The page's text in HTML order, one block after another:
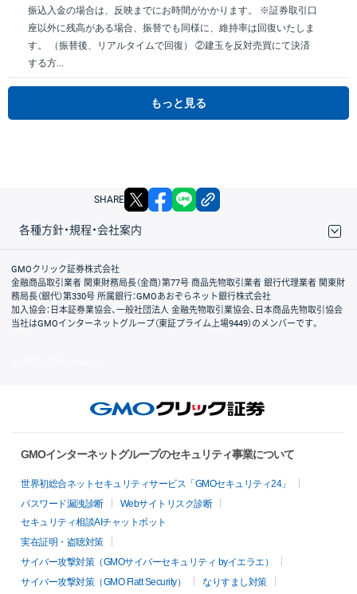
振込入金の場合は、反映までにお時間がかかります。 ※証券取引口
座以外に残高がある場合、振替でも同様に、維持率は回復いたしま
す。 （振替後、リアルタイムで回復） ②建玉を反対売買にて決済
する方...
もっと見る
SHARE X facebook
各種方針・規程・会社案内
取引規程・約款
サイトマップ
その他のご案内
個人情報保護方針
最良執行方針
サイトのご利用について
ディスクレイマー
信託保全
リスク説明
会社案内
GMOクリック証券株式会社
金融商品取引業者 関東財務局長（金商）第77号 商品先物取引業者 銀行代理業者 関東財
務局長（銀代）第330号 所属銀行：GMOあおぞらネット銀行株式会社
加入協会：日本証券業協会、一般社団法人 金融先物取引業協会、日本商品先物取引協会
当社はGMOインターネットグループ（東証プライム上場9449）のメンバーです。
GMOインターネットグループのセキュリティ事業について
世界初総合ネットセキュリティサービス「GMOセキュリティ24」
パスワード漏洩診断
Webサイトリスク診断
セキュリティ相談AIチャットボット
実在証明・盗聴対策
サイバー攻撃対策（GMOサイバーセキュリティ byイエラエ）
サイバー攻撃対策（GMO Flatt Security）
なりすまし対策